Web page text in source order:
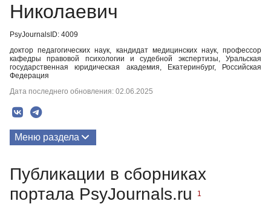
Николаевич
PsyJournalsID: 4009
доктор педагогических наук, кандидат медицинских наук, профессор
кафедры правовой психологии и судебной экспертизы, Уральская
государственная юридическая академия, Екатеринбург, Российская
Федерация
Дата последнего обновления: 02.06.2025
Меню раздела
Публикации в сборниках
портала PsyJournals.ru
1